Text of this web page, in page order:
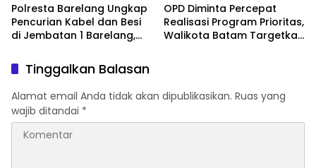
Polresta Barelang Ungkap
Pencurian Kabel dan Besi
di Jembatan 1 Barelang,
Juta
OPD Diminta Percepat
Realisasi Program Prioritas,
Walikota Batam Targetkan
Tinggalkan Balasan
Alamat email Anda tidak akan dipublikasikan. Ruas yang
wajib ditandai *